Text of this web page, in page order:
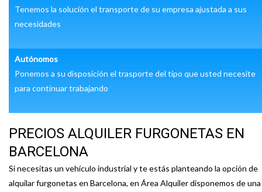
Tenemos la solución el transporte de su empresa ajustada a sus
necesidades
Autónomos
Ponemos a su disposición el trasporte del tipo que usted necesite
para continuar trabajando
PRECIOS ALQUILER FURGONETAS EN
BARCELONA
Si necesitas un vehículo industrial y te estás planteando la opción de
alquilar furgonetas en Barcelona, en Área Alquiler disponemos de una